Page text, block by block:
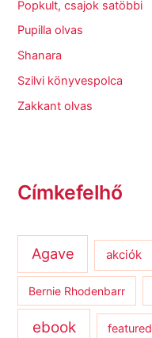
Popkult, csajok satöbbi
Pupilla olvas
Shanara
Szilvi könyvespolca
Zakkant olvas
Címkefelhő
Agave akciók
Bernie Rhodenbarr
ebook featured